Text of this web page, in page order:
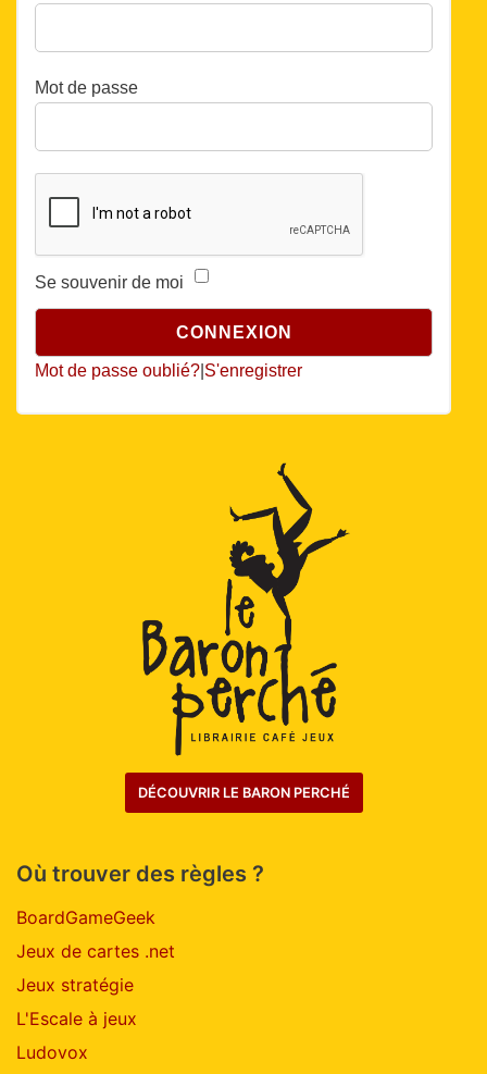
Mot de passe
Se souvenir de moi
Mot de passe oublié? S'enregistrer
DÉCOUVRIR LE BARON PERCHÉ
Où trouver des règles ?
BoardGameGeek
Jeux de cartes .net
Jeux stratégie
L'Escale à jeux
Ludovox